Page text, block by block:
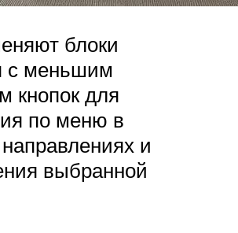
блоки
с меньшим
кнопок для
по меню в
и
выбранной